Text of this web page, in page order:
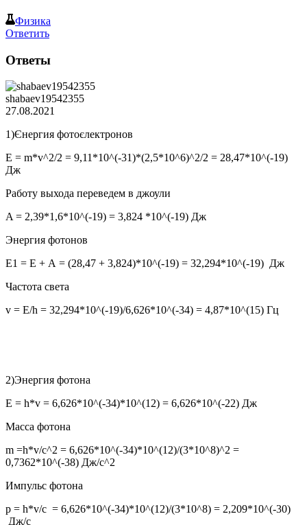
Физика
Ответить
Ответы
shabaev19542355
27.08.2021
1)Єнергия фотоєлектронов
E = m*v^2/2 = 9,11*10^(-31)*(2,5*10^6)^2/2 = 28,47*10^(-19)
Дж
Работу выхода переведем в джоули
A = 2,39*1,6*10^(-19) = 3,824 *10^(-19) Дж
Энергия фотонов
E1 = E + А = (28,47 + 3,824)*10^(-19) = 32,294*10^(-19) Дж
Частота света
v = E/h = 32,294*10^(-19)/6,626*10^(-34) = 4,87*10^(15) Гц
2)Энергия фотона
E = h*v = 6,626*10^(-34)*10^(12) = 6,626*10^(-22) Дж
Масса фотона
m =h*v/c^2 = 6,626*10^(-34)*10^(12)/(3*10^8)^2 =
0,7362*10^(-38) Дж/с^2
Импульс фотона
p = h*v/c = 6,626*10^(-34)*10^(12)/(3*10^8) = 2,209*10^(-30)
Дж/с